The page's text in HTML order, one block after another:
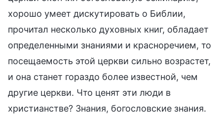
хорошо умеет дискутировать о Библии,
прочитал несколько духовных книг, обладает
определенными знаниями и красноречием, то
посещаемость этой церкви сильно возрастет,
и она станет гораздо более известной, чем
другие церкви. Что ценят эти люди в
христианстве? Знания, богословские знания.